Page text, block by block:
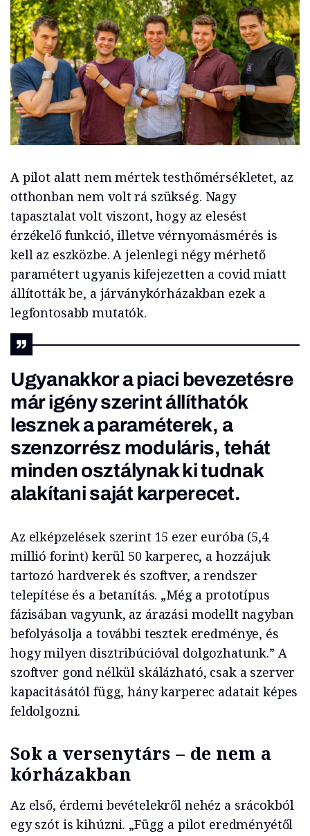
A pilot alatt nem mértek testhőmérsékletet, az
otthonban nem volt rá szükség. Nagy
tapasztalat volt viszont, hogy az elesést
érzékelő funkció, illetve vérnyomásmérés is
kell az eszközbe. A jelenlegi négy mérhető
paramétert ugyanis kifejezetten a covid miatt
állították be, a járványkórházakban ezek a
legfontosabb mutatók.
Ugyanakkor a piaci bevezetésre
már igény szerint állíthatók
lesznek a paraméterek, a
szenzorrész moduláris, tehát
minden osztálynak ki tudnak
alakítani saját karperecet.
Az elképzelések szerint 15 ezer euróba (5,4
millió forint) kerül 50 karperec, a hozzájuk
tartozó hardverek és szoftver, a rendszer
telepítése és a betanítás. „Még a prototípus
fázisában vagyunk, az árazási modellt nagyban
befolyásolja a további tesztek eredménye, és
hogy milyen disztribúcióval dolgozhatunk.” A
szoftver gond nélkül skálázható, csak a szerver
kapacitásától függ, hány karperec adatait képes
feldolgozni.
Sok a versenytárs – de nem a
kórházakban
Az első, érdemi bevételekről nehéz a srácokból
egy szót is kihúzni. „Függ a pilot eredményétől